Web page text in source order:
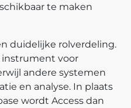
te maken
duidelijke rolverdeling.
instrument voor
andere systemen
en analyse. In plaats
wordt Access dan